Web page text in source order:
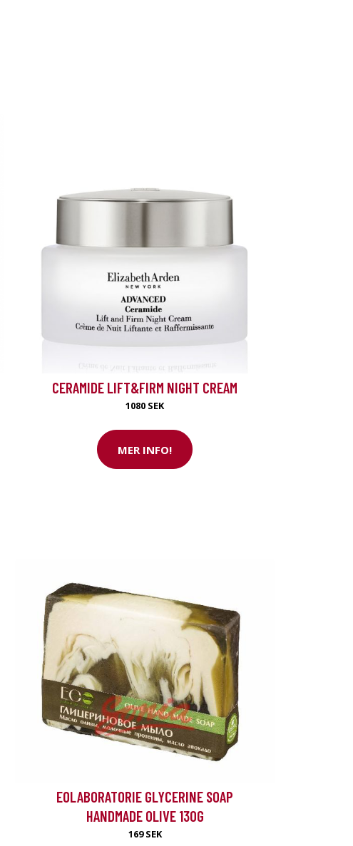
CERAMIDE LIFT&FIRM NIGHT CREAM
1080 SEK
MER INFO!
EOLABORATORIE GLYCERINE SOAP
HANDMADE OLIVE 130G
169 SEK